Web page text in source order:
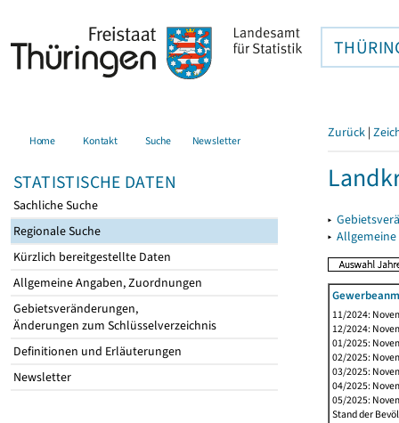
Home Kontakt Suche Newsletter
STATISTISCHE DATEN
Sachliche Suche
Regionale Suche
Kürzlich bereitgestellte Daten
Allgemeine Angaben, Zuordnungen
Gebietsveränderungen,
Änderungen zum Schlüsselverzeichnis
Definitionen und Erläuterungen
Newsletter
Zurück |
▸
▸
11/2024:
12/2024:
01/2025:
02/2025:
03/2025:
04/2025:
05/2025:
Stand der